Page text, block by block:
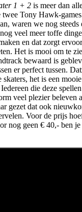
1 + 2 is meer dan
twee Tony Hawk-
waren we nog steeds
veel meer toffe
en dat zorgt
Het is mooi om te
bewaard is
er perfect tussen.
het is een
die deze
veel plezier beleven
gezet dat ook
Voor de prijs
nog geen € 40,- ben je